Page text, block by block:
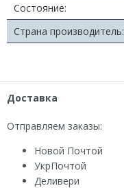
Состояние:
Страна производитель:
Доставка
Отправляем заказы:
Новой Почтой
УкрПочтой
Деливери